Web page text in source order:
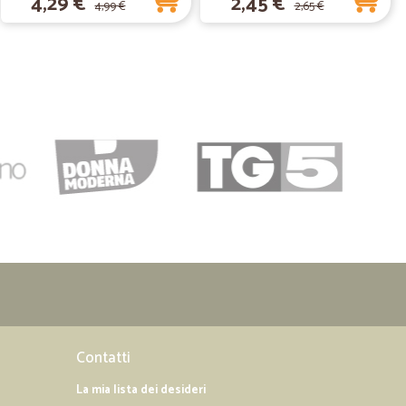
22/01/2020
e educate
4,99 € 2,65 €
Contatti
La mia lista dei desideri